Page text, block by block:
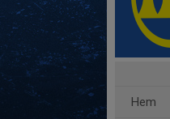
Hem